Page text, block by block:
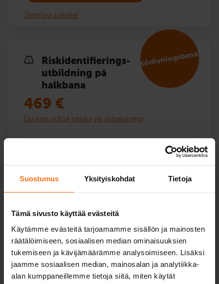
Suostumus Yksityiskohdat Tietoja
Tämä sivusto käyttää evästeitä
Käytämme evästeitä tarjoamamme sisällön ja mainosten
räätälöimiseen, sosiaalisen median ominaisuuksien
tukemiseen ja kävijämäärämme analysoimiseen. Lisäksi
jaamme sosiaalisen median, mainosalan ja analytiikka-
alan kumppaneillemme tietoja siitä, miten käytät
Jämföra paketer
Risk­identi­fierings­
utbildning på
halkbana
Körövningsbana!
469 €
Du kan också betala via avbetalning
teoriundervisning på webben samt körövning i en
körsimulator samt bilskolans bil. Hälften av
körövningen utförs i en körsimulator och en körlektion
på halkbana. Övningsprogram för teoriprov och
Service språk: finska, engelska, svenska
Läs mer och anmäla dig